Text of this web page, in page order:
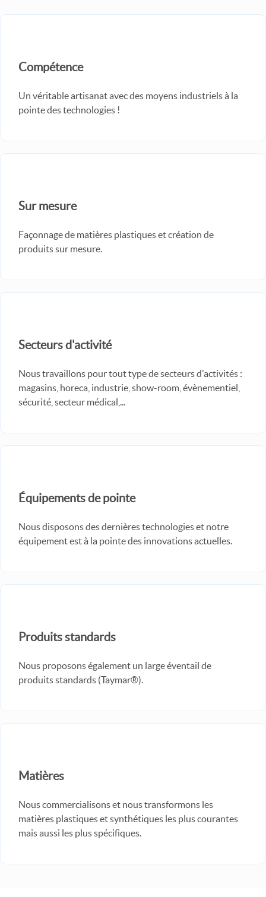
Compétence
Un véritable artisanat avec des moyens industriels à la
pointe des technologies !
Sur mesure
Façonnage de matières plastiques et création de
produits sur mesure.
Secteurs d'activité
Nous travaillons pour tout type de secteurs d'activités :
magasins, horeca, industrie, show-room, évènementiel,
sécurité, secteur médical,...
Équipements de pointe
Nous disposons des dernières technologies et notre
équipement est à la pointe des innovations actuelles.
Produits standards
Nous proposons également un large éventail de
produits standards (Taymar®).
Matières
Nous commercialisons et nous transformons les
matières plastiques et synthétiques les plus courantes
mais aussi les plus spécifiques.